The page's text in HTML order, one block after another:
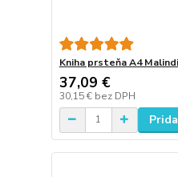
Kniha prsteňa A4
37,09 €
30,15 € bez DPH